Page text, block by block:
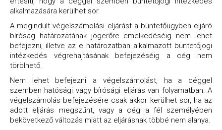
alkalmazására kerülhet sor.
A megindult végelszámolási eljárást a büntetőügyben eljáró
bíróság határozatának jogerőre emelkedéséig nem lehet
befejezni, illetve az e határozatban alkalmazott büntetőjogi
intézkedés végrehajtásának befejezéséig a cég nem
törölhető.
Nem lehet befejezni a végelszámolást, ha a céggel
szemben hatósági vagy bírósági eljárás van folyamatban. A
végelszámolás befejezésére csak akkor kerülhet sor, ha az
adott eljárás megszűnt, vagy a cég a fél személyében
bekövetkező változás miatt az eljárásnak többé nem alanya.